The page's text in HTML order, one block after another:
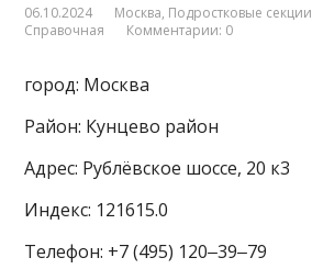
06.10.2024 Москва, Подростковые секции
Справочная
Комментарии: 0
город: Москва
Район: Кунцево район
Адрес: Рублёвское шоссе, 20 к3
Индекс: 121615.0
Телефон: +7 (495) 120‒39‒79